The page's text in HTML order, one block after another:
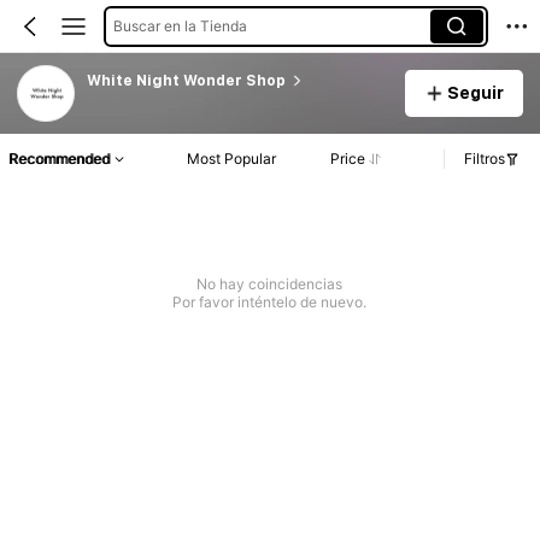
Buscar en la Tienda
White Night Wonder Shop
Seguir
Recommended Most Popular Price Filtros
No hay coincidencias
Por favor inténtelo de nuevo.